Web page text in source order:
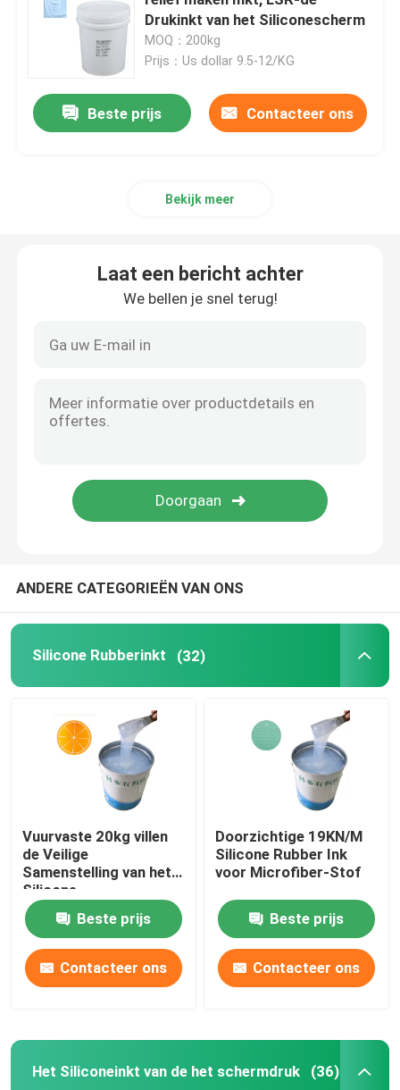
Vloeibaar Vormend Silicone
Sokkensilicone
Matte Silicone
Silicone Rubberpigment
Drukinkt van het Siliconescherm
MOQ：200kg
Prijs：Us dollar 9.5-12/KG
Beste prijs Contacteer ons
Bekijk meer
Laat een bericht achter
We bellen je snel terug!
ANDERE CATEGORIEËN VAN ONS
Silicone Rubberinkt (32)
Vuurvaste 20kg villen
de Veilige
Samenstelling van het
Silicone
Rubberafgietsel
Beste prijs
Contacteer ons
Doorzichtige 19KN/M
Silicone Rubber Ink
voor Microfiber-Stof
Beste prijs
Contacteer ons
Het Siliconeinkt van de het schermdruk (36)